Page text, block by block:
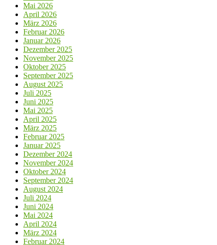
Mai 2026
April 2026
März 2026
Februar 2026
Januar 2026
Dezember 2025
November 2025
Oktober 2025
September 2025
August 2025
Juli 2025
Juni 2025
Mai 2025
April 2025
März 2025
Februar 2025
Januar 2025
Dezember 2024
November 2024
Oktober 2024
September 2024
August 2024
Juli 2024
Juni 2024
Mai 2024
April 2024
März 2024
Februar 2024